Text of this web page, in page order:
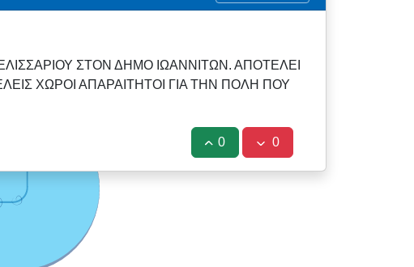
ΣΤΟΝ ΔΗΜΟ ΙΩΑΝΝΙΤΩΝ. ΑΠΟΤΕΛΕΙ
ΧΩΡΟΙ ΑΠΑΡΑΙΤΗΤΟΙ ΓΙΑ ΤΗΝ ΠΟΛΗ ΠΟΥ
0 0